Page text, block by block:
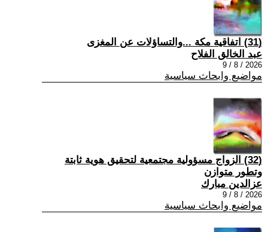
(31) اتفاقية مكة ...والتساؤلات عن المغزى
عبد الخالق الفلاح
2026 / 8 / 9
مواضيع وابحاث سياسية
(32) الزواج مسؤولية مجتمعية لتحقيق هوية ثابتة
وتطور متوازن
عزالدين مبارك
2026 / 8 / 9
مواضيع وابحاث سياسية